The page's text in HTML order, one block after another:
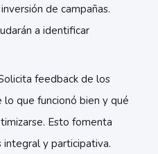
de campañas.
a identificar
feedback de los
que funcionó bien y qué
Esto fomenta
integral y participativa.